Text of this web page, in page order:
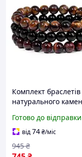
Комплект браслетів
натурального
Жовте тигреве око й
Онікс
Готово до відправки
від74₴/міс
945 ₴